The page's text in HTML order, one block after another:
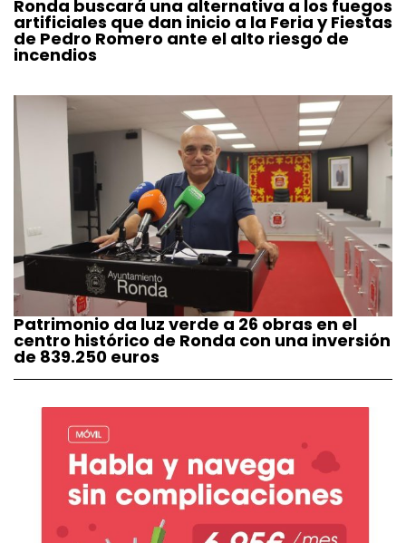
Ronda buscará una alternativa a los fuegos
artificiales que dan inicio a la Feria y Fiestas
de Pedro Romero ante el alto riesgo de
incendios
Patrimonio da luz verde a 26 obras en el
centro histórico de Ronda con una inversión
de 839.250 euros